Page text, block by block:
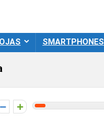
SMARTPHONES